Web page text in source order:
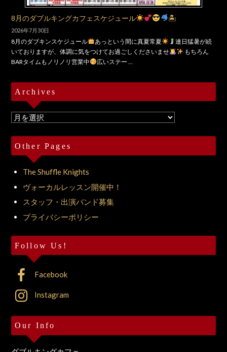
8月のダブルキングカフェスケジュール 🏝
2026年7月30日
8月のダブキンスケジュール あっという間に真夏常夏
連日猛暑が続
いておりますが、体調に気をつけてお過ごしくださいませ
もちろん
BARタイムもノリノリ営業中
広いステー …
Archives
Archives
Other Pages
The Shuffle Knights
ヴォーカルレッスン開催中！
スタッフ・出演バンド募集
プライバシーポリシー
Follow Us!
Facebook
Instagram
Our Info